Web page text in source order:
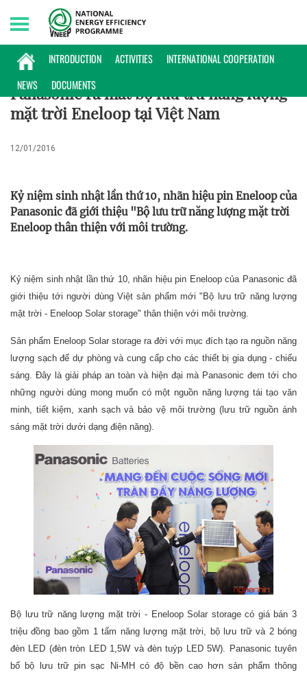
INTRODUCTION ACTIVITIES
INTERNATIONAL COOPERATION
NEWS
DOCUMENTS
Friday, 07/08/2026 | 04:09 GMT+7
PHỔ BIẾN KIẾN THỨC
Panasonic ra mắt bộ lưu trữ năng lượng
mặt trời Eneloop tại Việt Nam
12/01/2016
Kỷ niệm sinh nhật lần thứ 10, nhãn hiệu pin Eneloop của
Panasonic đã giới thiệu "Bộ lưu trữ năng lượng mặt trời
Eneloop thân thiện với môi trường.
Kỷ niệm sinh nhật lần thứ 10, nhãn hiệu pin Eneloop của Panasonic đã
giới thiệu tới người dùng Việt sản phẩm mới "Bộ lưu trữ năng lượng
mặt trời - Eneloop Solar storage" thân thiện với môi trường.
Sản phẩm Eneloop Solar storage ra đời với mục đích tạo ra nguồn năng
lượng sạch để dự phòng và cung cấp cho các thiết bị gia dụng - chiếu
sáng. Đây là giải pháp an toàn và hiện đại mà Panasonic đem tới cho
những người dùng mong muốn có một nguồn năng lượng tái tạo văn
minh, tiết kiệm, xanh sạch và bảo vệ môi trường (lưu trữ nguồn ánh
sáng mặt trời dưới dạng điện năng).
Bộ lưu trữ năng lượng mặt trời - Eneloop Solar storage có giá bán 3
triệu đồng bao gồm 1 tấm năng lượng mặt trời, bộ lưu trữ và 2 bóng
đèn LED (đèn tròn LED 1,5W và đèn tuýp LED 5W). Panasonic tuyên
bố bộ lưu trữ pin sạc Ni-MH có độ bền cao hơn sản phẩm thông